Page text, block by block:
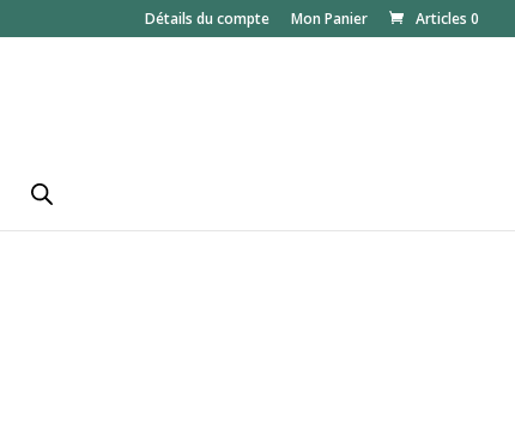
Détails du compte Mon Panier Articles 0